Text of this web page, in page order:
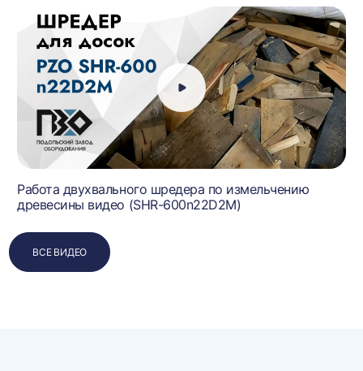
Работа двухвального шредера по измельчению
древесины видео (SHR-600n22D2M)
ВСЕ ВИДЕО